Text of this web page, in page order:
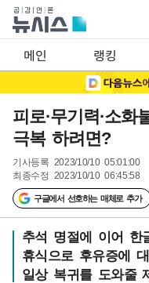
메인 랭킹
피로·무기력·소
극복 하려면?
기사등록 2023/10/10 05:01:00
최종수정 2023/10/10 06:45:58
구글에서 선호하는 매체로 추가
추석 명절에 이어 한
휴식으로 후유증에
일상 복귀를 도와줄